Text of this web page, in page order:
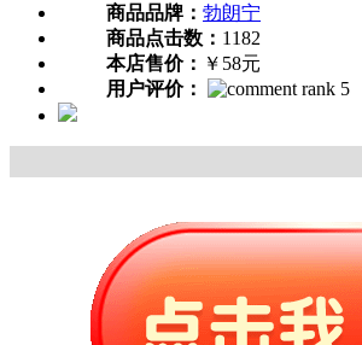
商品品牌： 勃朗宁
商品点击数： 1182
本店售价： ￥58元
用户评价：